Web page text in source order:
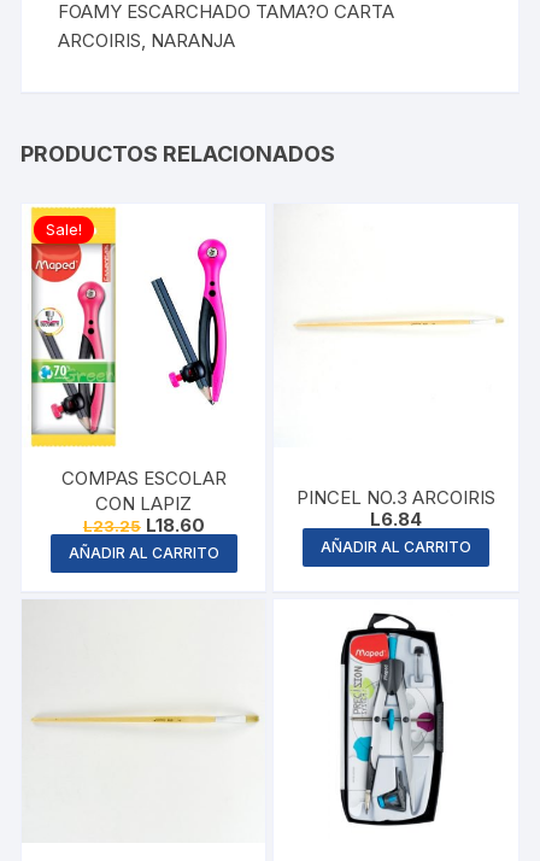
FOAMY ESCARCHADO TAMA?O CARTA
ARCOIRIS, NARANJA
PRODUCTOS RELACIONADOS
Sale!
COMPAS ESCOLAR
CON LAPIZ
L23.25 Original
price
was:
L23.25.
L18.60Current
price
is:
L18.60.
AÑADIR AL CARRITO
PINCEL NO.3 ARCOIRIS
L6.84
AÑADIR AL CARRITO